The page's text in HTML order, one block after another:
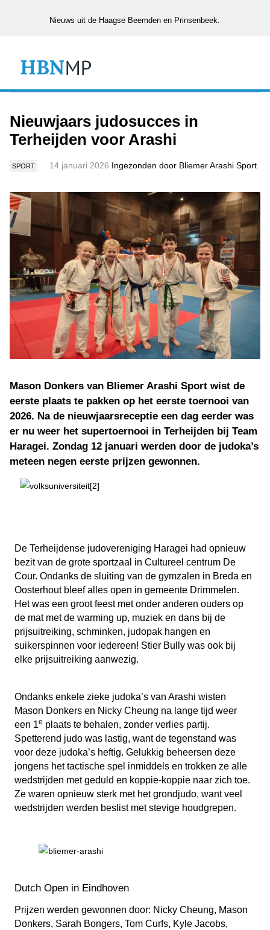
Nieuws uit de Haagse Beemden en Prinsenbeek.
Nieuwjaars judosucces in
Terheijden voor Arashi
SPORT 14 januari 2026 Ingezonden door Bliemer Arashi Sport
Mason Donkers van Bliemer Arashi Sport wist de
eerste plaats te pakken op het eerste toernooi van
2026. Na de nieuwjaarsreceptie een dag eerder was
er nu weer het supertoernooi in Terheijden bij Team
Haragei. Zondag 12 januari werden door de judoka’s
meteen negen eerste prijzen gewonnen.
De Terheijdense judovereniging Haragei had opnieuw
bezit van de grote sportzaal in Cultureel centrum De
Cour. Ondanks de sluiting van de gymzalen in Breda en
Oosterhout bleef alles open in gemeente Drimmelen.
Het was een groot feest met onder anderen ouders op
de mat met de warming up, muziek en dans bij de
prijsuitreiking, schminken, judopak hangen en
suikerspinnen voor iedereen! Stier Bully was ook bij
elke prijsuitreiking aanwezig.
Ondanks enkele zieke judoka’s van Arashi wisten
Mason Donkers en Nicky Cheung na lange tijd weer
een 1e plaats te behalen, zonder verlies partij.
Spetterend judo was lastig, want de tegenstand was
voor deze judoka’s heftig. Gelukkig beheersen deze
jongens het tactische spel inmiddels en trokken ze alle
wedstrijden met geduld en koppie-koppie naar zich toe.
Ze waren opnieuw sterk met het grondjudo, want veel
wedstrijden werden beslist met stevige houdgrepen.
Dutch Open in Eindhoven
Prijzen werden gewonnen door: Nicky Cheung, Mason
Donkers, Sarah Bongers, Tom Curfs, Kyle Jacobs,